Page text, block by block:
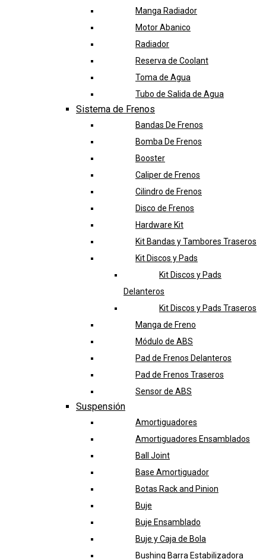
Manga Radiador
Motor Abanico
Radiador
Reserva de Coolant
Toma de Agua
Tubo de Salida de Agua
Sistema de Frenos
Bandas De Frenos
Bomba De Frenos
Booster
Caliper de Frenos
Cilindro de Frenos
Disco de Frenos
Hardware Kit
Kit Bandas y Tambores Traseros
Kit Discos y Pads
Kit Discos y Pads
Delanteros
Kit Discos y Pads Traseros
Manga de Freno
Módulo de ABS
Pad de Frenos Delanteros
Pad de Frenos Traseros
Sensor de ABS
Suspensión
Amortiguadores
Amortiguadores Ensamblados
Ball Joint
Base Amortiguador
Botas Rack and Pinion
Buje
Buje Ensamblado
Buje y Caja de Bola
Bushing Barra Estabilizadora